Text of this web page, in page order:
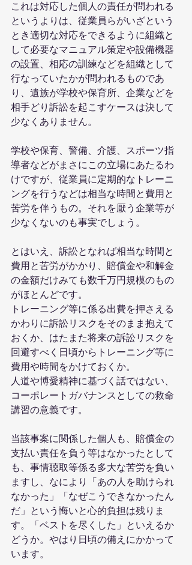
これは対応した個人の責任が問われる
というよりは、従業員らがいざという
とき適切な対応をできるように組織と
して必要なマニュアル策定や設備機器
の設置、相応の訓練などを組織として
行なっていたかが問われるものであ
り、遺族が学校や保育所、企業などを
相手どり訴訟を起こすケースは決して
少なくありません。
学校や保育、警備、介護、スポーツ指
導者などがまさにこの立場にあたるわ
けですが、従業員に定期的なトレーニ
ングを行うなどは相当な時間と費用と
苦労を伴うもの。それを厭う企業等が
少なくないのも事実でしょう。
とはいえ、訴訟となれば相当な時間と
費用と苦労がかかり、賠償金や和解金
の金額だけみても数千万円規模のもの
がほとんどです。
トレーニング等に係る出費を押さえる
かわりに訴訟リスクをそのまま抱えて
おくか、はたまた将来の訴訟リスクを
回避すべく日頃からトレーニング等に
費用や時間をかけておくか。
人道や博愛精神に基づく話ではない、
コーポレートガバナンスとしての救命
講習の意義です。
当該事案に関係した個人も、賠償金の
支払い責任を負う等はなかったとして
も、事情聴取等係る多大な苦労を負い
ますし、なにより「あの人を助けられ
なかった」「なぜこうできなかったん
だ」という悔いと心的負担は残りま
す。「ベストを尽くした」といえるか
どうか。やはり日頃の備えにかかって
います。